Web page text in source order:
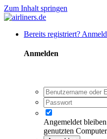
Zum Inhalt springen
Bereits registriert?
Anmelden
Angemeldet bleiben
genutzten